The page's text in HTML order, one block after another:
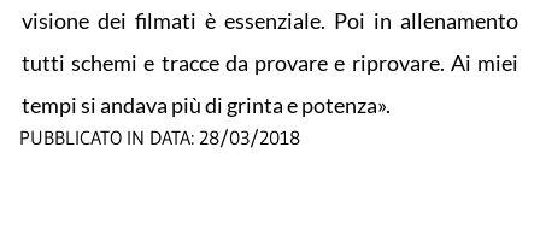
visione dei filmati è essenziale. Poi in allenamento
tutti schemi e tracce da provare e riprovare. Ai miei
tempi si andava più di grinta e potenza».
PUBBLICATO IN DATA: 28/03/2018